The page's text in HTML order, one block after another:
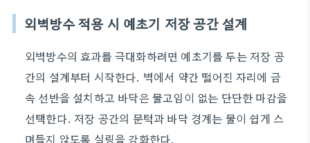
외벽방수 적용 시 예초기 저장 공간 설계
외벽방수의 효과를 극대화하려면 예초기를 두는 저장 공
간의 설계부터 시작한다. 벽에서 약간 떨어진 자리에 금
속 선반을 설치하고 바닥은 물고임이 없는 단단한 마감을
선택한다. 저장 공간의 문턱과 바닥 경계는 물이 쉽게 스
며들지 않도록 실링을 강화한다.